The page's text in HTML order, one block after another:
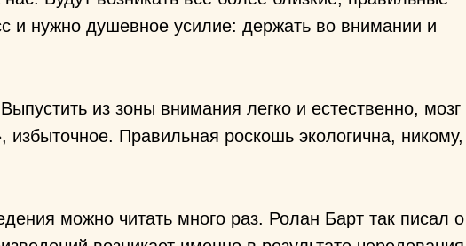
и нужно душевное усилие: держать во внимании и
из зоны внимания легко и естественно, мозг
избыточное. Правильная роскошь экологична, никому,
можно читать много раз. Ролан Барт так писал о